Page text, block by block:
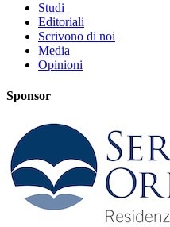
Studi
Editoriali
Scrivono di noi
Media
Opinioni
Sponsor